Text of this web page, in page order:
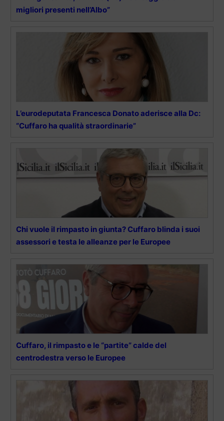
migliori presenti nell’Albo”
L’eurodeputata Francesca Donato aderisce alla Dc:
“Cuffaro ha qualità straordinarie”
Chi vuole il rimpasto in giunta? Cuffaro blinda i suoi
assessori e testa le alleanze per le Europee
Cuffaro, il rimpasto e le “partite” calde del
centrodestra verso le Europee